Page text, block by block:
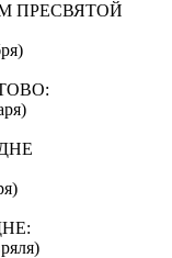
ПРЕСВЯТОЙ